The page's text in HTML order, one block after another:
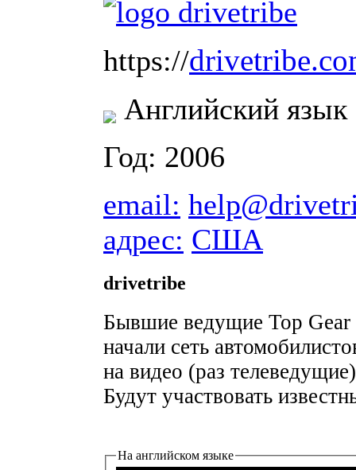
https://
Английский язык
Год: 2006
email:
адрес: США
drivetribe
Бывшие ведущие Top Gear
начали сеть
на видео (раз
Будут участвовать
На английском языке